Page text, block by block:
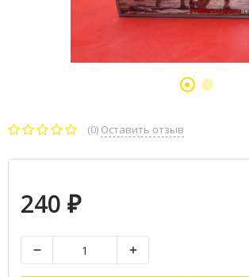
(0) Оставить отзыв
240 ₽